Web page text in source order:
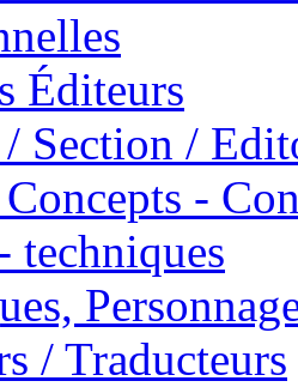
Éditeurs
Section /
-
techniques
/ Traducteurs